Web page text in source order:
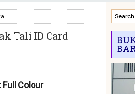
Tali ID Card
Full Colour